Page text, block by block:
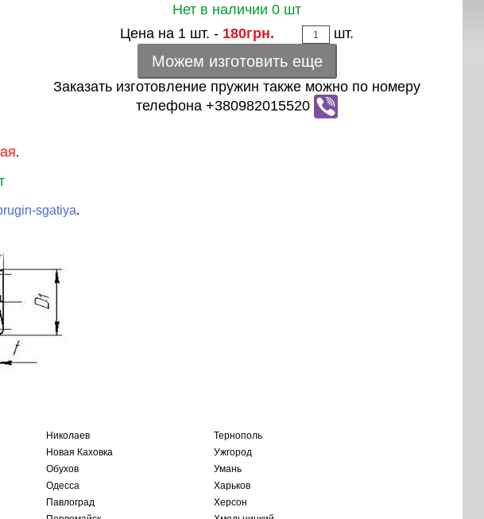
Нет в наличии 0 шт
Цена на 1 шт. - 180грн. шт.
Можем изготовить еще
Заказать изготовление пружин также можно по номеру
телефона +380982015520
.
sgatiya.
Николаев
Новая Каховка
Обухов
Одесса
Павлоград
Тернополь
Ужгород
Умань
Харьков
Херсон